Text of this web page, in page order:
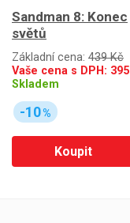
Sandman 8: Konec
světů
Základní cena: 439 Kč
Vaše cena s DPH: 395
Skladem
-10%
Koupit